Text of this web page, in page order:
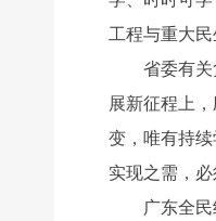
工程与重大
省委有关负
展新征程上
变，唯有持
实现之需，
广东全民终